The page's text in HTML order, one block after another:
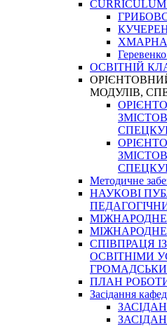
ХМАРНА
ОСВІТНІЙ
МОДУЛІВ,
Методичне
НАУКОВІ
СПІВПРАЦЯ
ОСВІТНІМИ
ПЛАН
Засідання